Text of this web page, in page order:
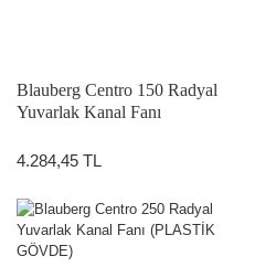
Blauberg Centro 150 Radyal
Yuvarlak Kanal Fanı
4.284,45 TL